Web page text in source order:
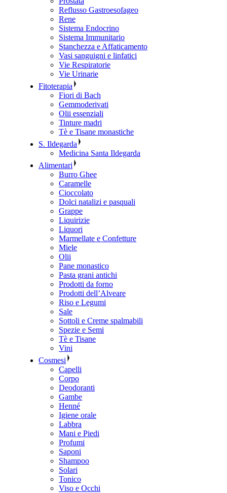
Reflusso Gastroesofageo
Rene
Sistema Endocrino
Sistema Immunitario
Stanchezza e Affaticamento
Vasi sanguigni e linfatici
Vie Respiratorie
Vie Urinarie
Fitoterapia
Fiori di Bach
Gemmoderivati
Olii essenziali
Tinture madri
Tè e Tisane monastiche
S. Ildegarda
Medicina Santa Ildegarda
Alimentari
Burro Ghee
Caramelle
Cioccolato
Dolci natalizi e pasquali
Grappe
Liquirizie
Liquori
Marmellate e Confetture
Miele
Olii
Pane monastico
Pasta grani antichi
Prodotti da forno
Prodotti dell’Alveare
Riso e Legumi
Sale
Sottoli e Creme spalmabili
Spezie e Semi
Tè e Tisane
Vini
Cosmesi
Capelli
Corpo
Deodoranti
Gambe
Henné
Igiene orale
Labbra
Mani e Piedi
Profumi
Saponi
Shampoo
Solari
Tonico
Viso e Occhi